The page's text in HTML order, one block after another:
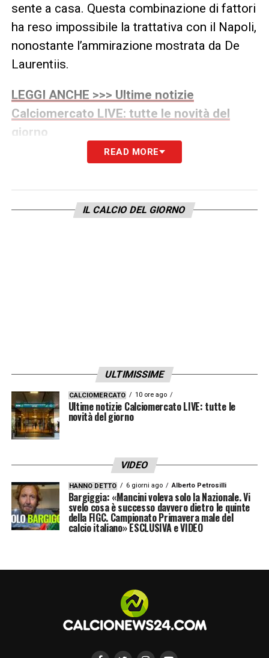
sente a casa. Questa combinazione di fattori
ha reso impossibile la trattativa con il Napoli,
nonostante l’ammirazione mostrata da De
Laurentiis.
LEGGI ANCHE >>> Ultime notizie
Calciomercato LIVE: tutte le novità del
giorno
Nel corso dell’intervista, Giuffredi ha
poteva venire al Napoli? No, perché l’Inter
non lo ha mai voluto cedere e lui è
in prima squadra senza fretta di cederlo.
Il nome di Pio Espositorimarrà comunque un
argomento caldo nel dibattito sul mercato
giovanile, mostrando come il Napoli sia
l’Inter sia determinata a valorizzare i propri
giovani. Per il momento, però, il classe 2005
continuerà a crescere tra le fila nerazzurre,
pronto a ritagliarsi uno spazio da
LA PLAYLIST DELLE NOSTRE TOP NEWS
READ MORE
IL CALCIO DEL GIORNO
ULTIMISSIME
CALCIOMERCATO 10 ore ago
Ultime notizie Calciomercato LIVE: tutte le
novità del giorno
VIDEO
HANNO DETTO 6 giorni ago Alberto Petrosilli
Bargiggia: «Mancini voleva solo la Nazionale. Vi
svelo cosa è successo davvero dietro le quinte
della FIGC. Campionato Primavera male del
calcio italiano» ESCLUSIVA e VIDEO